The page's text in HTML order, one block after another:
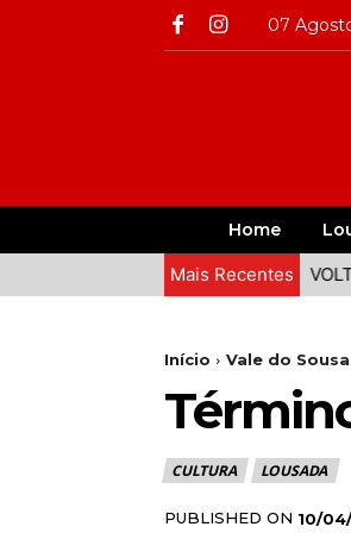
07
Home
Mais Recentes
VOLTA A
Início Vale do Sousa
CULTURA LOUSADA
PUBLISHED ON 10/